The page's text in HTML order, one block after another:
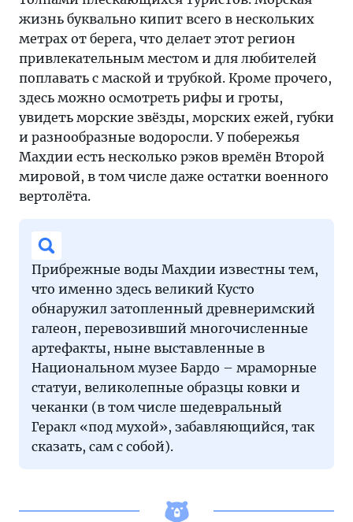
жизнь буквально кипит всего в нескольких
метрах от берега, что делает этот регион
привлекательным местом и для любителей
поплавать с маской и трубкой. Кроме прочего,
здесь можно осмотреть рифы и гроты,
увидеть морские звёзды, морских ежей, губки
и разнообразные водоросли. У побережья
Махдии есть несколько рэков времён Второй
мировой, в том числе даже остатки военного
вертолёта.
Прибрежные воды Махдии известны тем,
что именно здесь великий Кусто
обнаружил затопленный древнеримский
галеон, перевозивший многочисленные
артефакты, ныне выставленные в
Национальном музее Бардо – мраморные
статуи, великолепные образцы ковки и
чеканки (в том числе шедевральный
Геракл «под мухой», забавляющийся, так
сказать, сам с собой).